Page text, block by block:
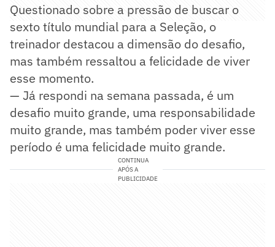
Questionado sobre a pressão de buscar o
sexto título mundial para a Seleção, o
treinador destacou a dimensão do desafio,
mas também ressaltou a felicidade de viver
esse momento.
— Já respondi na semana passada, é um
desafio muito grande, uma responsabilidade
muito grande, mas também poder viver esse
período é uma felicidade muito grande.
CONTINUA
APÓS A
PUBLICIDADE